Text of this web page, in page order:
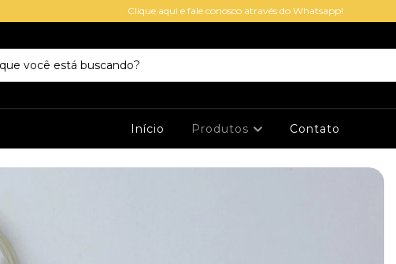
Clique aqui e fale conosco através do Whatsapp!
Início Produtos Contato